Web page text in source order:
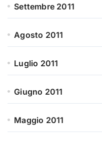
Settembre 2011
Agosto 2011
Luglio 2011
Giugno 2011
Maggio 2011